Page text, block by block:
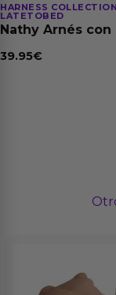
HARNESS COLLECTION
LATETOBED
Nathy Arnés con
39.95€